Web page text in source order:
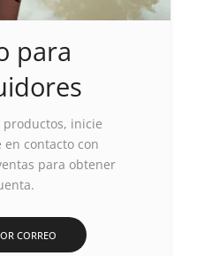
para
productos, inicie
en contacto con
para obtener
CORREO